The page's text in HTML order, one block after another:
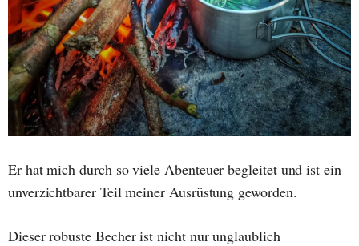
Er hat mich durch so viele Abenteuer begleitet und ist ein
unverzichtbarer Teil meiner Ausrüstung geworden.
Dieser robuste Becher ist nicht nur unglaublich